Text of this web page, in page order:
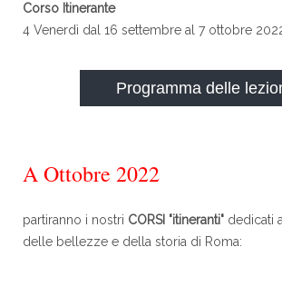
Corso Itinerante
4 Venerdì dal 16 settembre al 7 ottobre
Programma delle
A Ottobre 2022
partiranno i nostri CORSI "itineranti" dedicati
delle bellezze e della storia di Roma: